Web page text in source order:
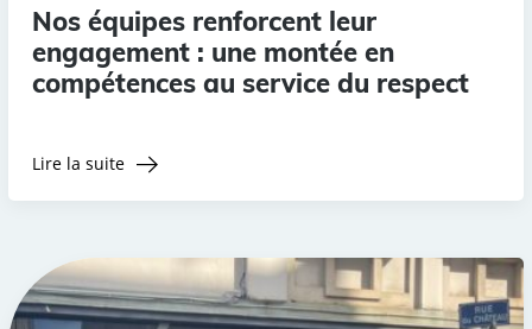
Nos équipes renforcent leur
engagement : une montée en
compétences au service du respect
Lire la suite